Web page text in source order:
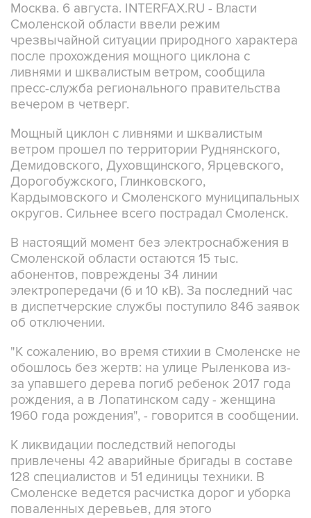
Москва. 6 августа. INTERFAX.RU - Власти
Смоленской области ввели режим
чрезвычайной ситуации природного характера
после прохождения мощного циклона с
ливнями и шквалистым ветром, сообщила
пресс-служба регионального правительства
вечером в четверг.
Мощный циклон с ливнями и шквалистым
ветром прошел по территории Руднянского,
Демидовского, Духовщинского, Ярцевского,
Дорогобужского, Глинковского,
Кардымовского и Смоленского муниципальных
округов. Сильнее всего пострадал Смоленск.
В настоящий момент без электроснабжения в
Смоленской области остаются 15 тыс.
абонентов, повреждены 34 линии
электропередачи (6 и 10 кВ). За последний час
в диспетчерские службы поступило 846 заявок
об отключении.
"К сожалению, во время стихии в Смоленске не
обошлось без жертв: на улице Рыленкова из-
за упавшего дерева погиб ребенок 2017 года
рождения, а в Лопатинском саду - женщина
1960 года рождения", - говорится в сообщении.
К ликвидации последствий непогоды
привлечены 42 аварийные бригады в составе
128 специалистов и 51 единицы техники. В
Смоленске ведется расчистка дорог и уборка
поваленных деревьев, для этого